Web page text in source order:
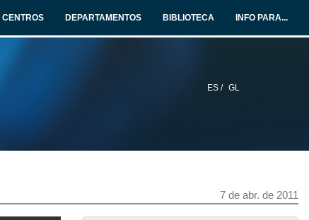
CENTROS DEPARTAMENTOS BIBLIOTECA INFO PARA...
ES / GL
7 de abr. de 2011
Presentación do videoclip "Galego" de El Puto Coke
6 de abr. de 2011